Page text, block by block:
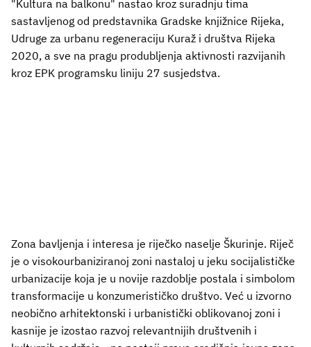
"Kultura na balkonu" nastao kroz suradnju tima
sastavljenog od predstavnika Gradske knjižnice Rijeka,
Udruge za urbanu regeneraciju Kuraž i društva Rijeka
2020, a sve na pragu produbljenja aktivnosti razvijanih
kroz EPK programsku liniju 27 susjedstva.
Zona bavljenja i interesa je riječko naselje Škurinje. Riječ
je o visokourbaniziranoj zoni nastaloj u jeku socijalističke
urbanizacije koja je u novije razdoblje postala i simbolom
transformacije u konzumerističko društvo. Već u izvorno
neobično arhitektonski i urbanistički oblikovanoj zoni i
kasnije je izostao razvoj relevantnijih društvenih i